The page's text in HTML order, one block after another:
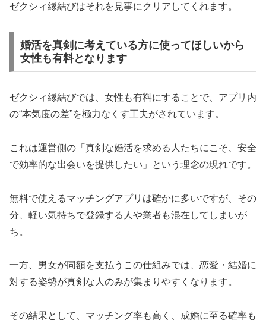
ゼクシィ縁結びはそれを見事にクリアしてくれます。
婚活を真剣に考えている方に使ってほしいから
女性も有料となります
ゼクシィ縁結びでは、女性も有料にすることで、アプリ内
の“本気度の差”を極力なくす工夫がされています。
これは運営側の「真剣な婚活を求める人たちにこそ、安全
で効率的な出会いを提供したい」という理念の現れです。
無料で使えるマッチングアプリは確かに多いですが、その
分、軽い気持ちで登録する人や業者も混在してしまいが
ち。
一方、男女が同額を支払うこの仕組みでは、恋愛・結婚に
対する姿勢が真剣な人のみが集まりやすくなります。
その結果として、マッチング率も高く、成婚に至る確率も